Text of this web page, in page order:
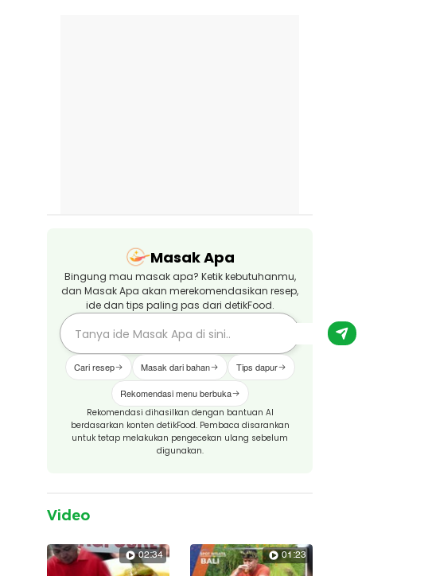
Masak Apa
Bingung mau masak apa? Ketik kebutuhanmu,
dan Masak Apa akan merekomendasikan resep,
ide dan tips paling pas dari detikFood.
Cari resep Masak dari bahan Tips dapur
Rekomendasi menu berbuka
Rekomendasi dihasilkan dengan bantuan AI
berdasarkan konten detikFood. Pembaca disarankan
untuk tetap melakukan pengecekan ulang sebelum
digunakan.
Video
02:34 01:23